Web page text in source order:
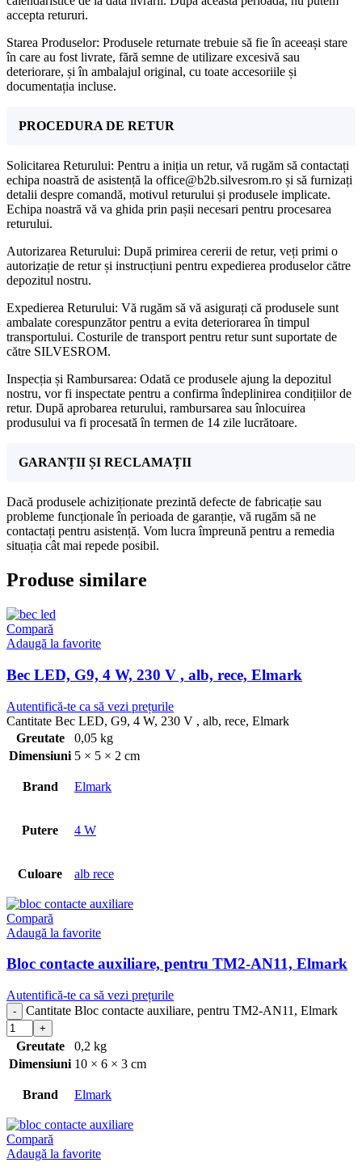
accepta retururi.
Starea Produselor: Produsele returnate trebuie să fie în aceeași stare
în care au fost livrate, fără semne de utilizare excesivă sau
deteriorare, și în ambalajul original, cu toate accesoriile și
documentația incluse.
PROCEDURA DE RETUR
Solicitarea Returului: Pentru a iniția un retur, vă rugăm să contactați
echipa noastră de asistență la office@b2b.silvesrom.ro și să furnizați
detalii despre comandă, motivul returului și produsele implicate.
Echipa noastră vă va ghida prin pașii necesari pentru procesarea
returului.
Autorizarea Returului: După primirea cererii de retur, veți primi o
autorizație de retur și instrucțiuni pentru expedierea produselor către
depozitul nostru.
Expedierea Returului: Vă rugăm să vă asigurați că produsele sunt
ambalate corespunzător pentru a evita deteriorarea în timpul
transportului. Costurile de transport pentru retur sunt suportate de
către SILVESROM.
Inspecția și Rambursarea: Odată ce produsele ajung la depozitul
nostru, vor fi inspectate pentru a confirma îndeplinirea condițiilor de
retur. După aprobarea returului, rambursarea sau înlocuirea
produsului va fi procesată în termen de 14 zile lucrătoare.
GARANȚII ȘI RECLAMAȚII
Dacă produsele achiziționate prezintă defecte de fabricație sau
probleme funcționale în perioada de garanție, vă rugăm să ne
contactați pentru asistență. Vom lucra împreună pentru a remedia
situația cât mai repede posibil.
Produse similare
Compară
Adaugă la favorite
Bec LED, G9, 4 W, 230 V , alb, rece, Elmark
Autentifică-te ca să vezi prețurile
Cantitate Bec LED, G9, 4 W, 230 V , alb, rece, Elmark
Greutate
0,05 kg
Dimensiuni 5 × 5 × 2 cm
Brand Elmark
Putere 4 W
Culoare alb rece
Compară
Adaugă la favorite
Bloc contacte auxiliare, pentru TM2-AN11, Elmark
Autentifică-te ca să vezi prețurile
Cantitate Bloc contacte auxiliare, pentru TM2-AN11, Elmark
Greutate
0,2 kg
Dimensiuni 10 × 6 × 3 cm
Brand Elmark
Compară
Adaugă la favorite